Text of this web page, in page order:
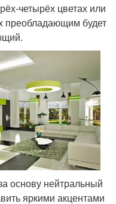
четырёх цветах или
преобладающим будет
основу нейтральный
яркими акцентами